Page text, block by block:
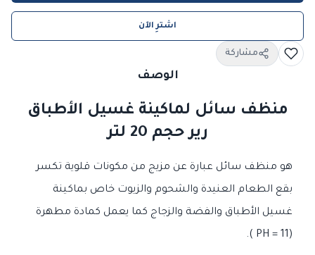
اشترِ الآن
مشاركة
الوصف
منظف سائل لماكينة غسيل الأطباق
رير حجم 20 لتر
هو منظف سائل عبارة عن مزيج من مكونات قلوية تكسر
بقع الطعام العنيدة والشحوم والزيوت خاص بماكينة
غسيل الأطباق والفضة والزجاج كما يعمل كمادة مطهرة
(PH = 11 ).